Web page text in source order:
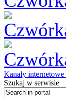
Kanały internetowe
Szukaj w serwisie